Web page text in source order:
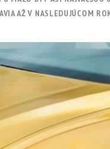
AŽ V NASLEDUJÚCOM